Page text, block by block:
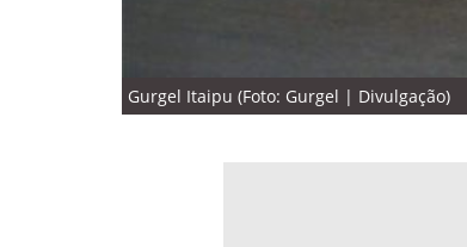
Gurgel Itaipu (Foto: Gurgel | Divulgação)